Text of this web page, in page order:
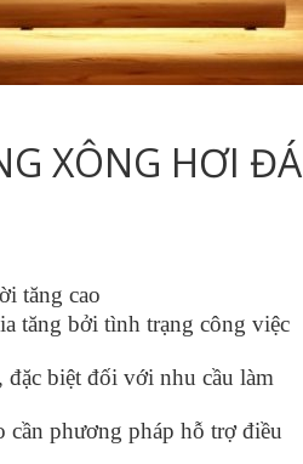
XÔNG HƠI ĐÁ
tăng cao
tăng bởi tình trạng công việc
biệt đối với nhu cầu làm
phương pháp hỗ trợ điều